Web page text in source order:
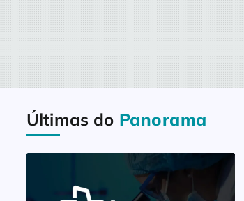
Últimas do Panorama